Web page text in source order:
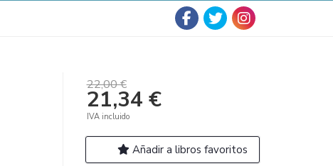
22,00 €
21,34 €
IVA incluido
Añadir a libros favoritos